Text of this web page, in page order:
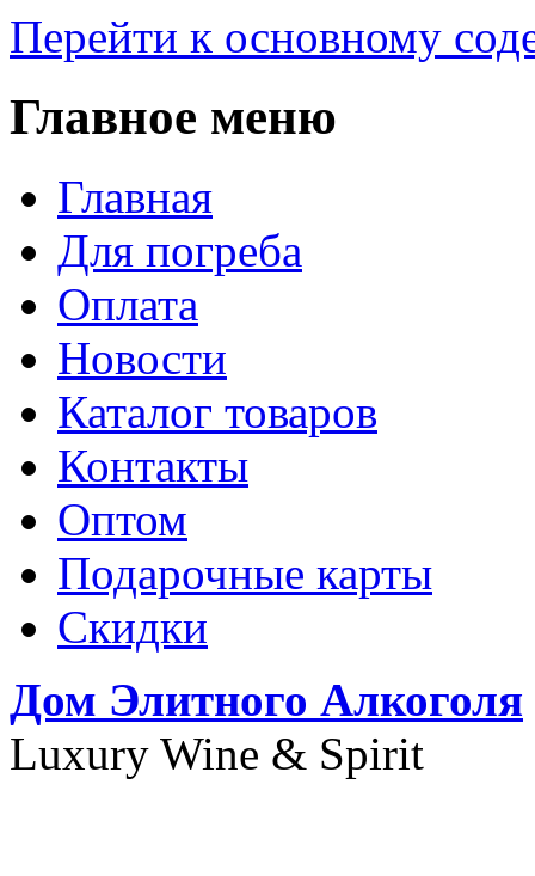
Перейти к основному
Главное меню
Главная
Для погреба
Оплата
Новости
Каталог товаров
Контакты
Оптом
Подарочные карты
Скидки
Дом Элитного Алкоголя
Luxury Wine & Spirit